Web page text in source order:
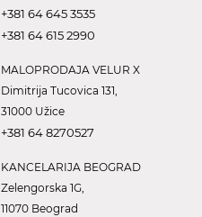
+381 64 645 3535
+381 64 615 2990
MALOPRODAJA VELUR X
Dimitrija Tucovica 131,
31000 Užice
+381 64 8270527
KANCELARIJA BEOGRAD
Zelengorska 1G,
11070 Beograd